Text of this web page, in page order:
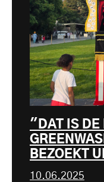
"DAT IS DE
BEZOEKT
10.06.2025